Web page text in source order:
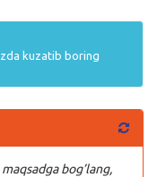
kuzatib boring
bog’lang,